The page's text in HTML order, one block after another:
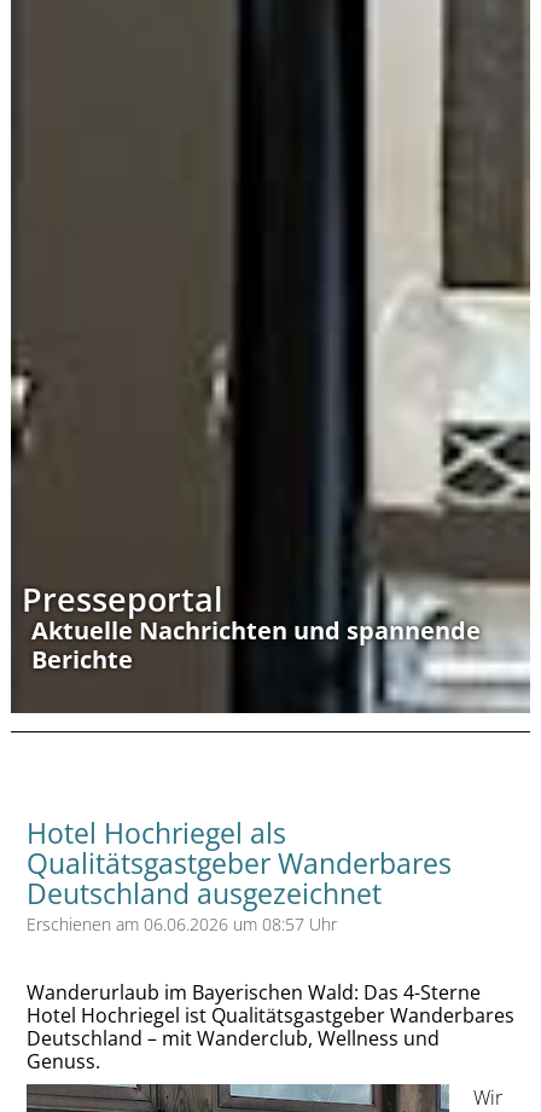
Presseportal
Aktuelle Nachrichten und spannende
Berichte
Hotel Hochriegel als
Qualitätsgastgeber Wanderbares
Deutschland ausgezeichnet
Erschienen am 06.06.2026 um 08:57 Uhr
Wanderurlaub im Bayerischen Wald: Das 4-Sterne
Hotel Hochriegel ist Qualitätsgastgeber Wanderbares
Deutschland – mit Wanderclub, Wellness und
Genuss.
Wir